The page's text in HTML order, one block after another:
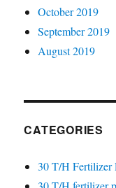
October 2019
September 2019
August 2019
CATEGORIES
30 T/H Fertilizer